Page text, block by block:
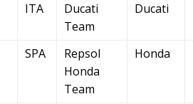
ITA
Ducati
Team
Ducati
SPA
Repsol
Honda
Team
Honda